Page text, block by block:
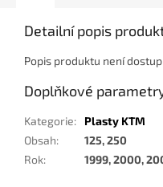
Detailní popis
Popis produktu není
Doplňkové
Kategorie:
Plasty KTM
Obsah:
125, 250
Rok: 1999, 2000,